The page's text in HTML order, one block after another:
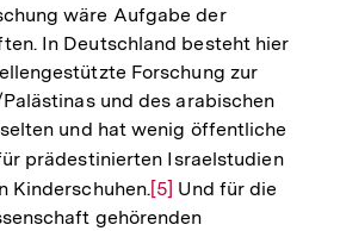
wäre Aufgabe der
In Deutschland besteht hier
Forschung zur
und des arabischen
und hat wenig öffentliche
prädestinierten Israelstudien
Kinderschuhen.Zur
Auflösung
[5] Und für die
gehörenden